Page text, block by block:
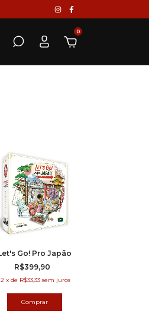
0
Go! Pro Japão
R$399,90
x de R$33,33 sem juros